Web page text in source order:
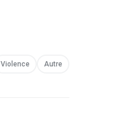
Violence Autre